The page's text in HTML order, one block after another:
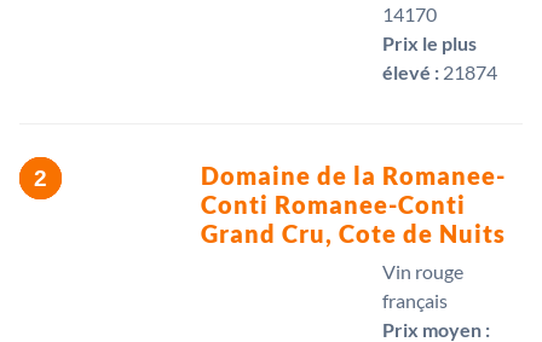
14170 
Prix le plus
élevé : 21874 
Domaine de la Romanee-
Conti Romanee-Conti
Grand Cru, Cote de Nuits
Vin rouge
français
Prix moyen :